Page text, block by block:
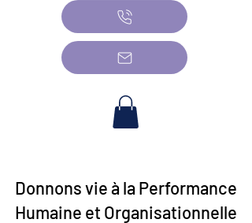
Donnons vie à la Performance
Humaine et Organisationnelle